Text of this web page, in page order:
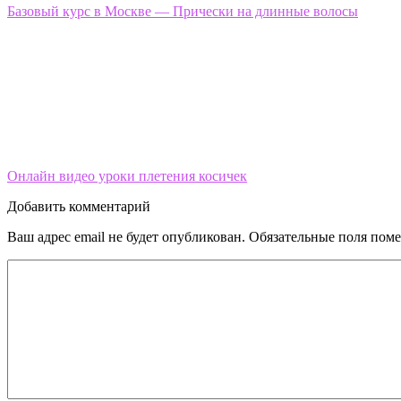
Базовый курс в Москве — Прически на длинные волосы
Онлайн видео уроки плетения косичек
Добавить комментарий
Ваш адрес email не будет опубликован. Обязательные поля